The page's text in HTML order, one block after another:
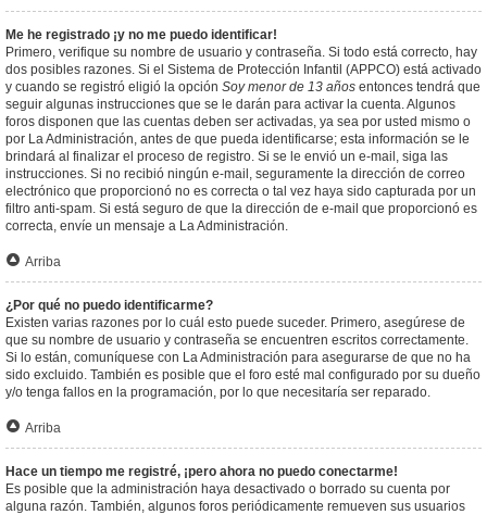
Me he registrado ¡y no me puedo identificar!
Primero, verifique su nombre de usuario y contraseña. Si todo está correcto, hay
dos posibles razones. Si el Sistema de Protección Infantil (APPCO) está activado
y cuando se registró eligió la opción Soy menor de 13 años entonces tendrá que
seguir algunas instrucciones que se le darán para activar la cuenta. Algunos
foros disponen que las cuentas deben ser activadas, ya sea por usted mismo o
por La Administración, antes de que pueda identificarse; esta información se le
brindará al finalizar el proceso de registro. Si se le envió un e-mail, siga las
instrucciones. Si no recibió ningún e-mail, seguramente la dirección de correo
electrónico que proporcionó no es correcta o tal vez haya sido capturada por un
filtro anti-spam. Si está seguro de que la dirección de e-mail que proporcionó es
correcta, envíe un mensaje a La Administración.
Arriba
¿Por qué no puedo identificarme?
Existen varias razones por lo cuál esto puede suceder. Primero, asegúrese de
que su nombre de usuario y contraseña se encuentren escritos correctamente.
Si lo están, comuníquese con La Administración para asegurarse de que no ha
sido excluido. También es posible que el foro esté mal configurado por su dueño
y/o tenga fallos en la programación, por lo que necesitaría ser reparado.
Arriba
Hace un tiempo me registré, ¡pero ahora no puedo conectarme!
Es posible que la administración haya desactivado o borrado su cuenta por
alguna razón. También, algunos foros periódicamente remueven sus usuarios